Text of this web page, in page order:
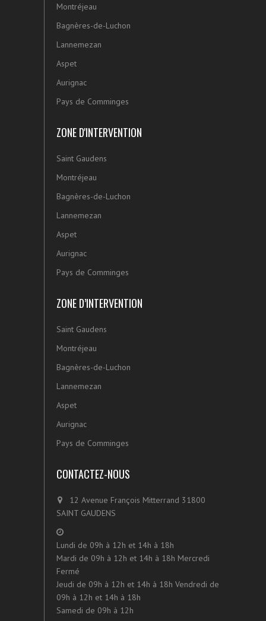
Montréjeau
Bagnères-de-Luchon
Lannemezan
Aspet
Aurignac
Pays de Comminges
ZONE D'INTERVENTION
Saint Gaudens
Montréjeau
Bagnères-de-Luchon
Lannemezan
Aspet
Aurignac
Pays de Comminges
ZONE D’INTERVENTION
Saint Gaudens
Montréjeau
Bagnères-de-Luchon
Lannemezan
Aspet
Aurignac
Pays de Comminges
CONTACTEZ-NOUS
12 Avenue François Mitterrand 31800
SAINT GAUDENS
Lundi de 09h à 12h et 14h à 18h
Mardi de 09h à 12h et 14h à 18h Mercredi
Fermé
Jeudi de 09h à 12h et 14h à 18h Vendredi de
09h à 12h et 14h à 18h
Samedi de 09h à 12h